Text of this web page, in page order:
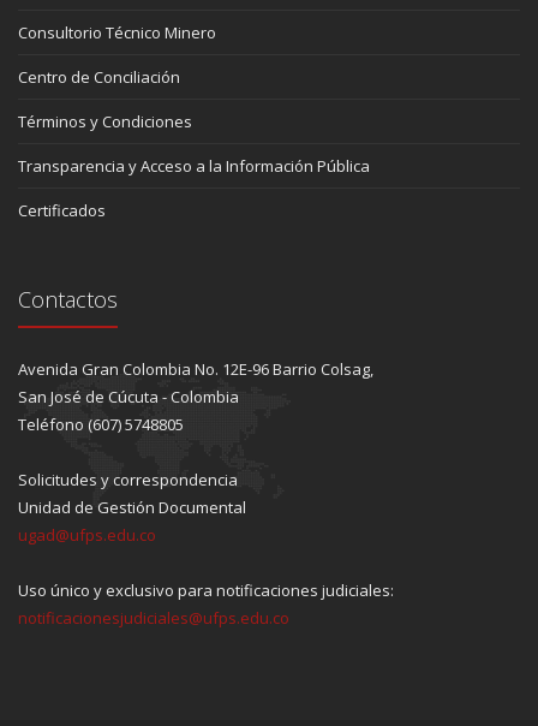
Consultorio Técnico Minero
Centro de Conciliación
Términos y Condiciones
Transparencia y Acceso a la Información Pública
Certificados
Contactos
Avenida Gran Colombia No. 12E-96 Barrio Colsag,
San José de Cúcuta - Colombia
Teléfono (607) 5748805
Solicitudes y correspondencia
Unidad de Gestión Documental
ugad@ufps.edu.co
Uso único y exclusivo para notificaciones judiciales:
notificacionesjudiciales@ufps.edu.co